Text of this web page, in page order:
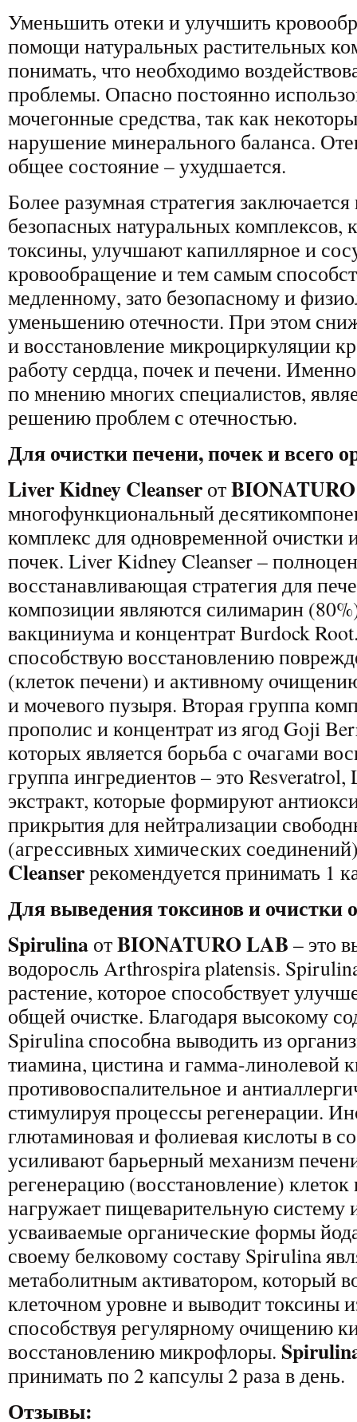
Уменьшить отеки и улучшить
помощи натуральных растительных
понимать, что необходимо
проблемы. Опасно постоянно
мочегонные средства, так как
нарушение минерального баланса.
общее состояние – ухудшается.
Более разумная стратегия
безопасных натуральных комплексов,
токсины, улучшают капиллярное и
кровообращение и тем самым
медленному, зато безопасному и
уменьшению отечности. При этом
и восстановление микроциркуляции
работу сердца, почек и печени.
по мнению многих специалистов,
решению проблем с отечностью.
Для очистки печени, почек и всего
Liver Kidney Cleanser от
многофункциональный
комплекс для одновременной очистки
почек. Liver Kidney Cleanser –
восстанавливающая стратегия для
композиции являются силимарин
вакциниума и концентрат Burdock
способствую восстановлению
(клеток печени) и активному
и мочевого пузыря. Вторая группа
прополис и концентрат из ягод Goji
которых является борьба с очагами
группа ингредиентов – это Resveratrol,
экстракт, которые формируют
прикрытия для нейтрализации
(агрессивных химических
Cleanserрекомендуется принимать 1
Для выведения токсинов и очистки
Spirulina отBIONATURO LAB – это
водоросль Arthrospira platensis.
растение, которое способствует
общей очистке. Благодаря высокому
Spirulina способна выводить из
тиамина, цистина и гамма-линолевой
противовоспалительное и
стимулируя процессы регенерации.
глютаминовая и фолиевая кислоты в
усиливают барьерный механизм
регенерацию (восстановление)
нагружает пищеварительную систему
усваиваемые органические формы
своему белковому составу Spirulina
метаболитным активатором, который
клеточном уровне и выводит токсины
способствуя регулярному очищению
восстановлению микрофлоры.
принимать по 2 капсулы 2 раза в день.
Отзывы: